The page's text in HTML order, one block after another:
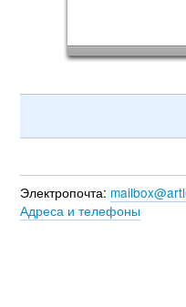
Электропочта:
Адреса и телефоны